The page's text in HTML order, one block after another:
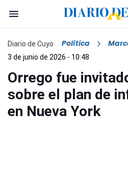
Diario de Cuyo Política
3 de junio de 2026 - 10:48
Orrego fue
sobre el plan de
en Nueva York